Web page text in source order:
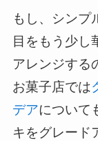
もし、シンプ
目をもう少し
アレンジする
お菓子店では
デアについて
キをグレード